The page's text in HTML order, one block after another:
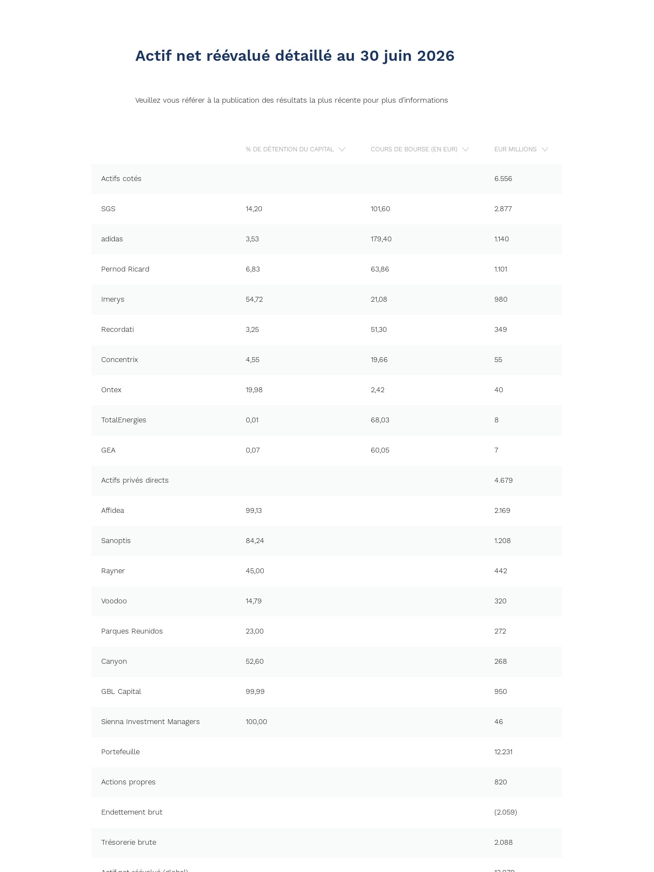
Actif net réévalué détaillé au 30 juin 2026
Veuillez vous référer à la publication des résultats la plus récente pour plus d’informations
% DE DÉTENTION DU CAPITAL COURS DE BOURSE (EN EUR) EUR MILLIONS
Actifs cotés 6.556
SGS 14,20 101,60 2.877
adidas 3,53 179,40 1.140
Pernod Ricard 6,83 63,86 1.101
Imerys 54,72 21,08 980
Recordati 3,25 51,30 349
Concentrix 4,55 19,66 55
Ontex 19,98 2,42 40
TotalEnergies 0,01 68,03 8
GEA 0,07 60,05 7
Actifs privés directs 4.679
Affidea 99,13 2.169
Sanoptis 84,24 1.208
Rayner 45,00 442
Voodoo 14,79 320
Parques Reunidos 23,00 272
Canyon 52,60 268
GBL Capital 99,99 950
Sienna Investment Managers 100,00 46
Portefeuille 12.231
Actions propres 820
Endettement brut (2.059)
Trésorerie brute 2.088